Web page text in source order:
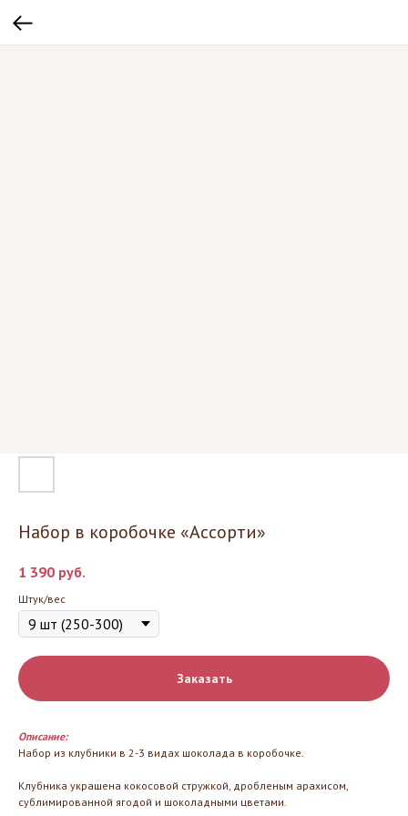
Набор в коробочке «Ассорти»
1 390 руб.
Штук/вес
Заказать
Описание:
Набор из клубники в 2-3 видах шоколада в коробочке.
Клубника украшена кокосовой стружкой, дробленым арахисом,
сублимированной ягодой и шоколадными цветами.